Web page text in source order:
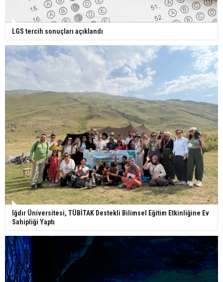
LGS tercih sonuçları açıklandı
Iğdır Üniversitesi, TÜBİTAK Destekli Bilimsel Eğitim Etkinliğine Ev
Sahipliği Yaptı